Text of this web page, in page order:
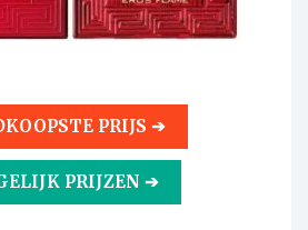
PRIJS ➔
PRIJZEN ➔